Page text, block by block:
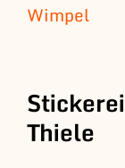
Wimpel
Stickerei
Thiele